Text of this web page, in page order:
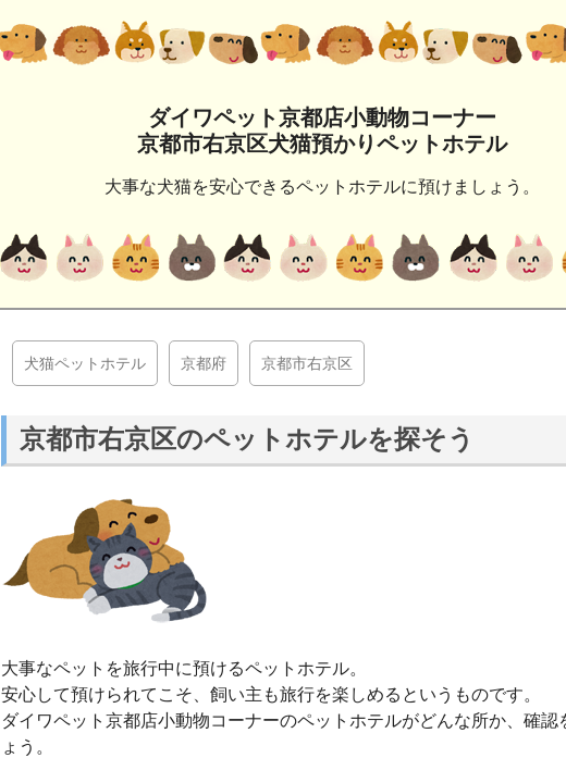
ダイワペット京都店小動物コーナー
京都市右京区犬猫預かりペットホテル
大事な犬猫を安心できるペットホテルに預けましょう。
犬猫ペットホテル 京都府 京都市右京区
京都市右京区のペットホテルを探そう
大事なペットを旅行中に預けるペットホテル。
安心して預けられてこそ、飼い主も旅行を楽しめるというものです。
ダイワペット京都店小動物コーナーのペットホテルがどんな所か、確認
ょう。